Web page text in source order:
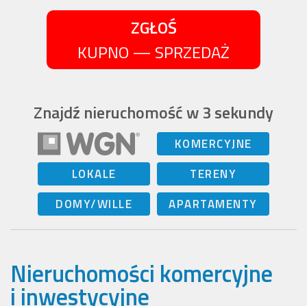
ZGŁOŚ
KUPNO — SPRZEDAŻ
Znajdź nieruchomość w 3 sekundy
KOMERCYJNE
LOKALE
TERENY
DOMY/WILLE
APARTAMENTY
Nieruchomości komercyjne
i inwestycyjne